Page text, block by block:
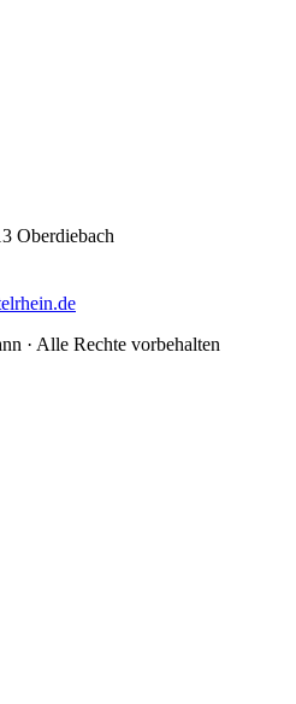
Oberdiebach
· Alle Rechte vorbehalten